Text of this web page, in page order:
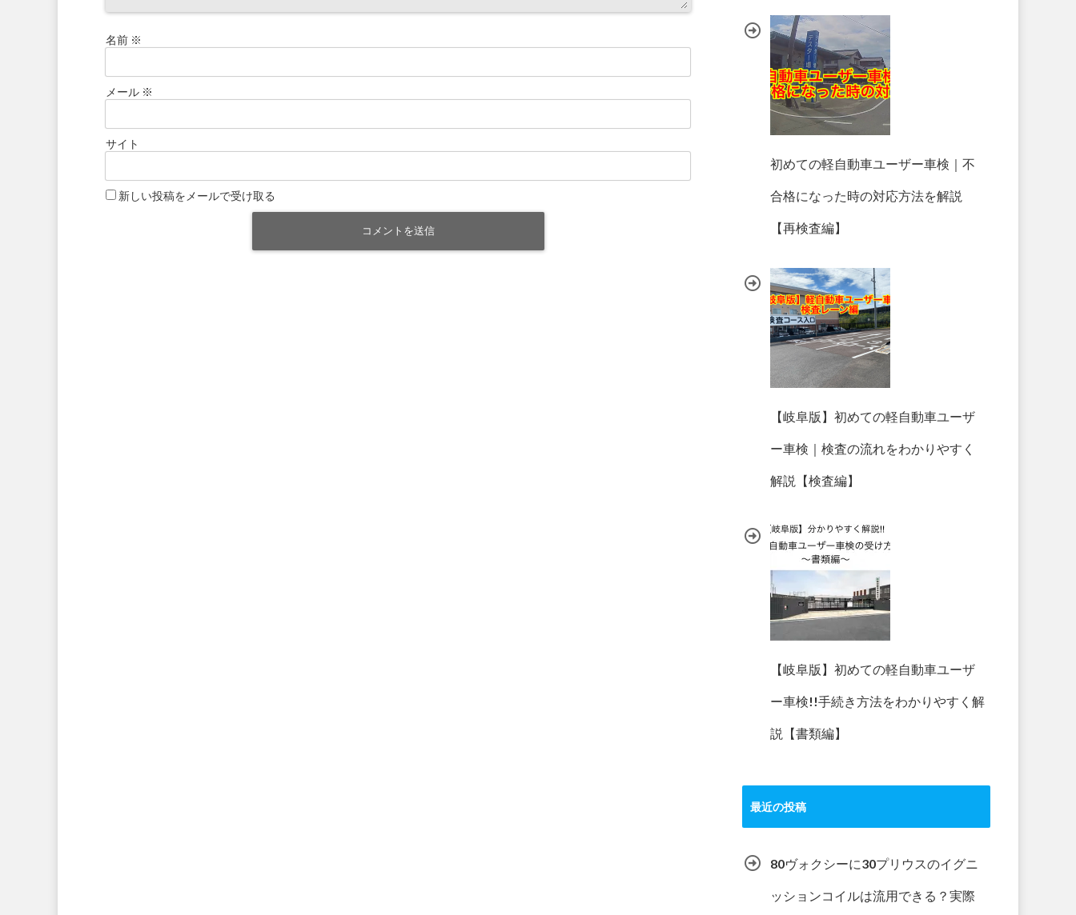
名前 ※
メール ※
サイト
新しい投稿をメールで受け取る
初めての軽自動車ユーザー車検｜不
合格になった時の対応方法を解説
【再検査編】
【岐阜版】初めての軽自動車ユーザ
ー車検｜検査の流れをわかりやすく
解説【検査編】
【岐阜版】初めての軽自動車ユーザ
ー車検!!手続き方法をわかりやすく解
説【書類編】
最近の投稿
80ヴォクシーに30プリウスのイグニ
ッションコイルは流用できる？実際